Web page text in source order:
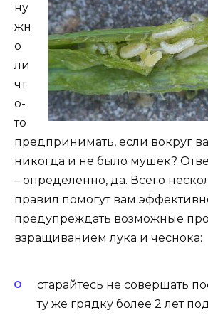
ну
жн
о
ли
чт
о-
то
предпринимать, если вокруг
никогда и не было мушек?
– определенно, да. Всего
правил помогут вам
предупреждать возможные
взращиванием лука и чеснока:
старайтесь не совершать
ту же грядку более 2 лет